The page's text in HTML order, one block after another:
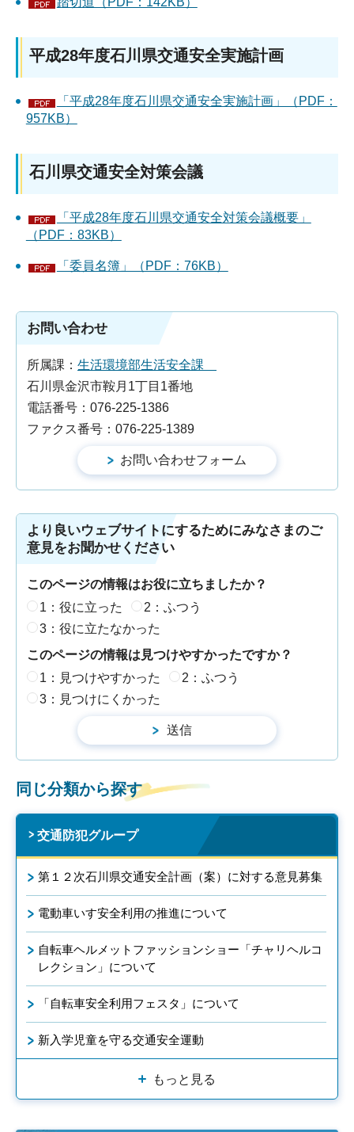
平成28年度石川県交通安全実施計画
「平成28年度石川県交通安全実施計画」（PDF：
957KB）
石川県交通安全対策会議
「平成28年度石川県交通安全対策会議概要」
（PDF：83KB）
「委員名簿」（PDF：76KB）
お問い合わせ
所属課： 生活環境部生活安全課
石川県金沢市鞍月1丁目1番地
電話番号：076-225-1386
ファクス番号：076-225-1389
より良いウェブサイトにするためにみなさまのご
意見をお聞かせください
このページの情報はお役に立ちましたか？
1：役に立った
2：ふつう
3：役に立たなかった
このページの情報は見つけやすかったですか？
1：見つけやすかった
2：ふつう
3：見つけにくかった
同じ分類から探す
交通防犯グループ
第１２次石川県交通安全計画（案）に対する意見募集
電動車いす安全利用の推進について
自転車ヘルメットファッションショー「チャリヘルコ
レクション」について
「自転車安全利用フェスタ」について
新入学児童を守る交通安全運動
もっと見る